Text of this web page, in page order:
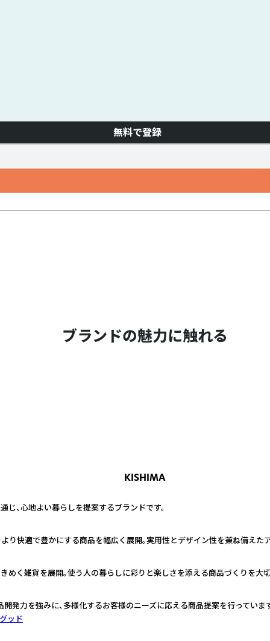
無料で登録
ブランドの魅力に触れる
KISHIMA
じ、心地よい暮らしを提案するブランドです。
より快適で豊かにする商品を幅広く展開。実用性とデザイン性を兼ね備えた
めく雑貨を展開。使う人の暮らしに彩りと楽しさを添える商品づくりを大
発力を強みに、多様化するお客様のニーズに応える商品提案を行っていま
ッド